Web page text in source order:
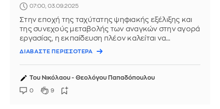
07:00, 03.09.2025
Στην εποχή της ταχύτατης ψηφιακής εξέλιξης και
της συνεχούς μεταβολής των αναγκών στην αγορά
εργασίας, η εκπαίδευση πλέον καλείται να
επαναπροσδιορίσει τον ...
ΔΙΑΒΑΣΤΕ ΠΕΡΙΣΣΟΤΕΡΑ
Του Νικόλαου - Θεολόγου Παπαδόπουλου
0 9